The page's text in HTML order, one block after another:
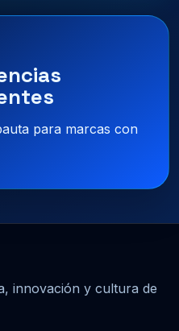
para marcas con
innovación y cultura de